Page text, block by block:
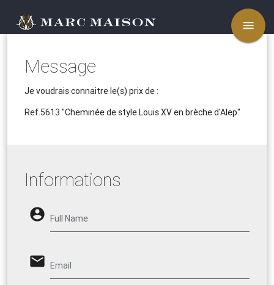
menu
Message
Je voudrais connaitre le(s) prix de :
Ref.5613 "Cheminée de style Louis XV en brèche d'Alep"
Informations
account_circle Full Name
email Email